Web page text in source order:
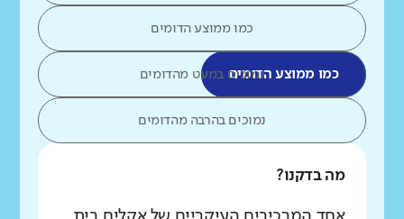
כמו ממוצע הדומים
כמו ממוצע הדומיםנמוכים במעט מהדומים
נמוכים בהרבה מהדומים
מה בדקנו?